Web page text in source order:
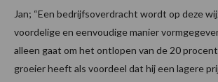
Jan; “Een bedrijfsoverdracht wordt op deze
voordelige en eenvoudige manier
alleen gaat om het ontlopen van de 20
groeier heeft als voordeel dat hij een lagere